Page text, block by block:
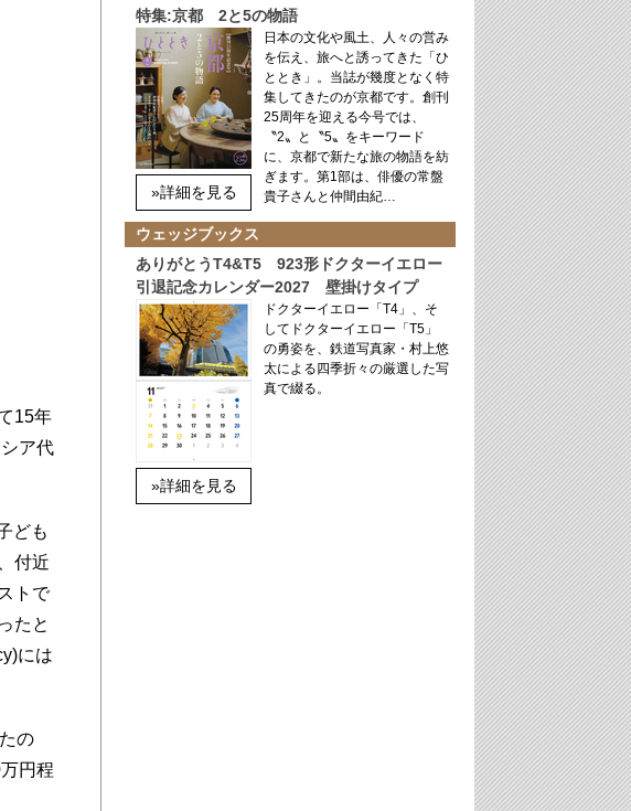
15年
ア代
ども
付近
トで
たと
には
の
円程
特集:京都 2と5の物語
»詳細を見る
日本の文化や風土、人々の営み
を伝え、旅へと誘ってきた「ひ
ととき」。当誌が幾度となく特
集してきたのが京都です。創刊
25周年を迎える今号では、
〝2〟と〝5〟をキーワード
に、京都で新たな旅の物語を紡
ぎます。第1部は、俳優の常盤
貴子さんと仲間由紀…
ウェッジブックス
ありがとうT4&T5 923形ドクターイエロー
引退記念カレンダー2027 壁掛けタイプ
»詳細を見る
ドクターイエロー「T4」、そ
してドクターイエロー「T5」
の勇姿を、鉄道写真家・村上悠
太による四季折々の厳選した写
真で綴る。